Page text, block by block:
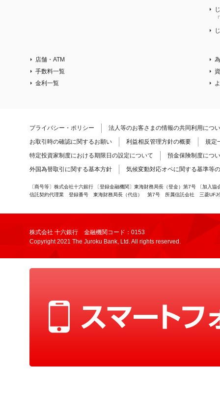
店舗・ATM
手数料一覧
金利一覧
プライバシー・ポリシー
法人等のお客さまの情報の共同利用につ
お取引時の確認に関するお願い
利益相反管理方針の概要
規定
特定投資家制度における期限日の設定について
預金保険制度につ
外国為替取引に関する基本方針
気候変動対応オペに関する基準等
〔商号等〕株式会社十六銀行 〔登録金融機関〕東海財務局長（登金）第7号 〔加入
信託契約代理業 登録番号 東海財務局長（代信） 第7号 所属信託会社 三菱UFJ信
株式会社 十六銀行 金融機関コード：0153
Copyright 2021 The Juroku Bank, Ltd. All rights reserved.